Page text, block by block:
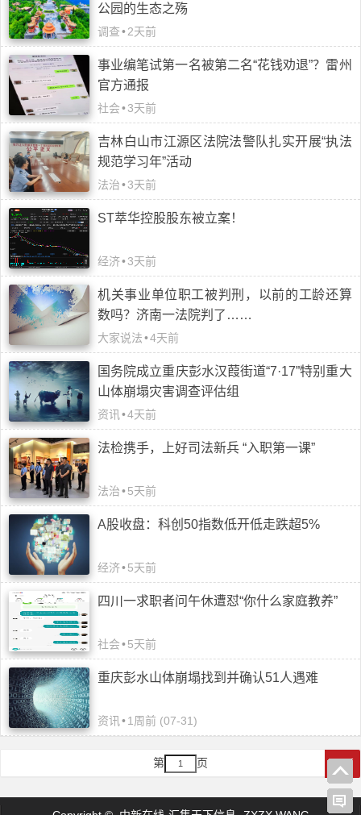
公园的生态之殇
调查•2天前
事业编笔试第一名被第二名“花钱劝退”？雷州
官方通报
社会•3天前
吉林白山市江源区法院法警队扎实开展“执法
规范学习年”活动
法治•3天前
ST萃华控股股东被立案！
经济•3天前
机关事业单位职工被判刑，以前的工龄还算
数吗？济南一法院判了……
大家说法•4天前
国务院成立重庆彭水汉葭街道“7·17”特别重大
山体崩塌灾害调查评估组
资讯 •4天前
法检携手，上好司法新兵 “入职第一课”
法治•5天前
A股收盘：科创50指数低开低走跌超5%
经济•5天前
四川一求职者问午休遭怼“你什么家庭教养”
社会•5天前
重庆彭水山体崩塌找到并确认51人遇难
资讯 •1周前 (07-31)
第 页 下页